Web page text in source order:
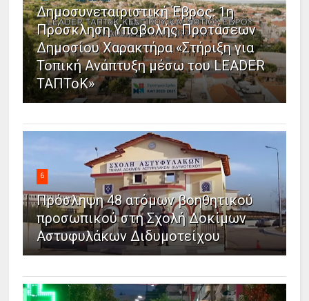
Δημοσυνεταιριστική Έβρος: 1η
Πρόσκληση Υποβολής Προτάσεων
Δημοσίου Χαρακτήρα «Στήριξη για
Τοπική Ανάπτυξη μέσω του LEADER
ΤΑΠΤοΚ»
6
Πρόσληψη 48 ατόμων βοηθητικού
προσωπικού στη Σχολή Δοκίμων
Αστυφυλάκων Διδυμοτείχου